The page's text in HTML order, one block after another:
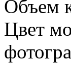
Объем
Цвет